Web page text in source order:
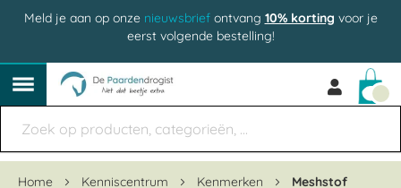
Meld je aan op onze nieuwsbriefontvang 10% korting voor je
eerst volgende bestelling!
Home Kenniscentrum Kenmerken Meshstof